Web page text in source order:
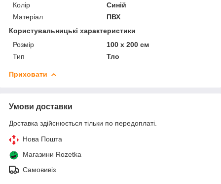
Колір
Синій
Матеріал
ПВХ
Користувальницькі характеристики
Розмір
100 х 200 см
Тип
Тло
Приховати
Умови доставки
Доставка здійснюється тільки по передоплаті.
Нова Пошта
Магазини Rozetka
Самовивіз